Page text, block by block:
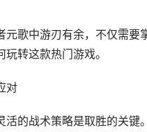
元歌中游刃有余，不仅需
转这款热门游戏。
对
活的战术策略是取胜的关